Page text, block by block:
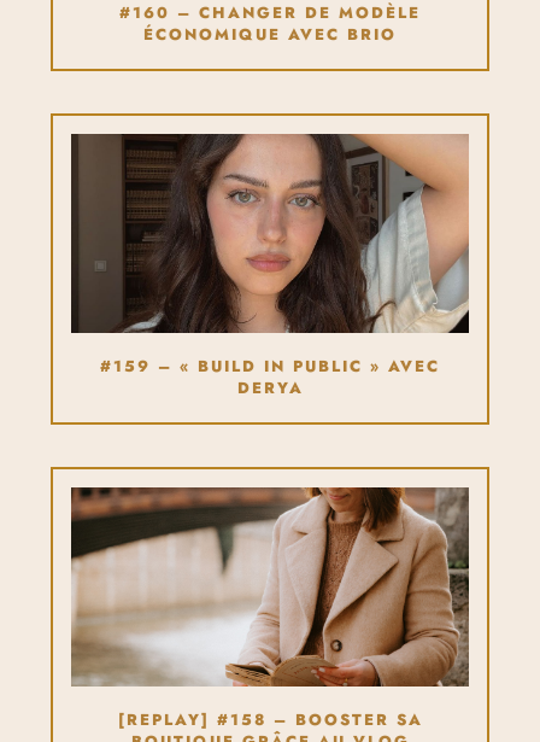
#160 – CHANGER DE MODÈLE
ÉCONOMIQUE AVEC BRIO
#159 – « BUILD IN PUBLIC » AVEC
DERYA
[REPLAY] #158 – BOOSTER SA